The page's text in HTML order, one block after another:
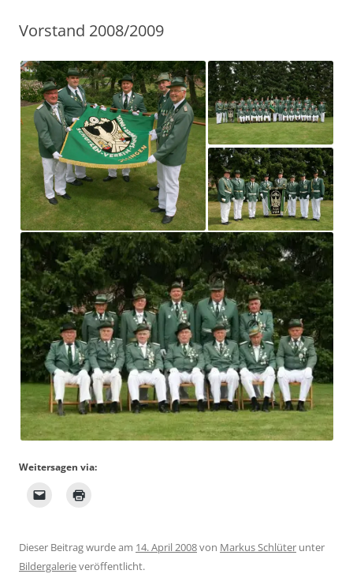
Vorstand 2008/2009
Weitersagen via:
Dieser Beitrag wurde am 14. April 2008von Markus Schlüter unter
Bildergalerieveröffentlicht.